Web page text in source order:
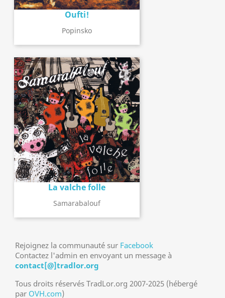
Oufti!
Popinsko
La valche folle
Samarabalouf
Rejoignez la communauté sur Facebook
Contactez l'admin en envoyant un message à
contact[@]tradlor.org
Tous droits réservés TradLor.org 2007-2025 (hébergé
par OVH.com)